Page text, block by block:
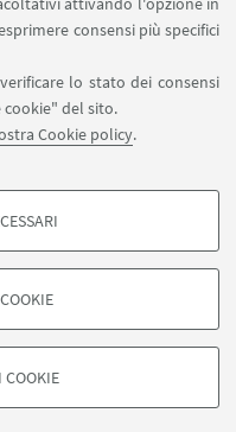
consensi più specifici
lo stato dei consensi
del sito.
Cookie policy.
sul sito, per analisi
- Università di
-Impostazioni Cookie